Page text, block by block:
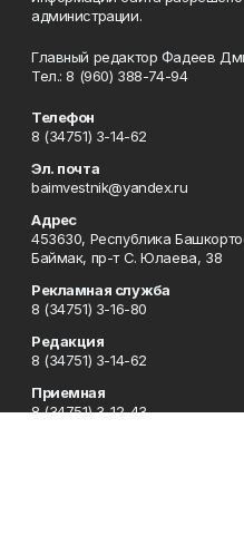
администрации.
Главный редактор Фадеев
Тел.: 8 (960) 388-74-94
Телефон
8 (34751) 3-14-62
Эл. почта
baimvestnik@yandex.ru
Адрес
453630, Республика
Баймак, пр-т С. Юлаева, 38
Рекламная служба
8 (34751) 3-16-80
Редакция
8 (34751) 3-14-62
Приемная
8 (34751) 3-12-43